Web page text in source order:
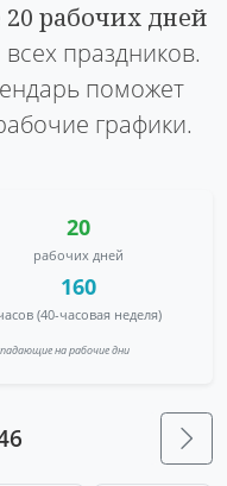
20 рабочих дней
праздников.
поможет
графики.
20
рабочих дней
160
(40-часовая неделя)
на рабочие дни